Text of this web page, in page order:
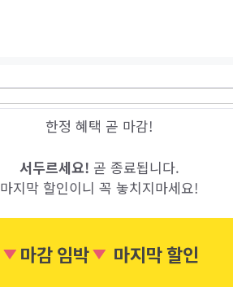
한정 혜택 곧 마감!
서두르세요! 곧 종료됩니다.
마지막 할인이니 꼭 놓치지마세요!
마감 임박 마지막 할인